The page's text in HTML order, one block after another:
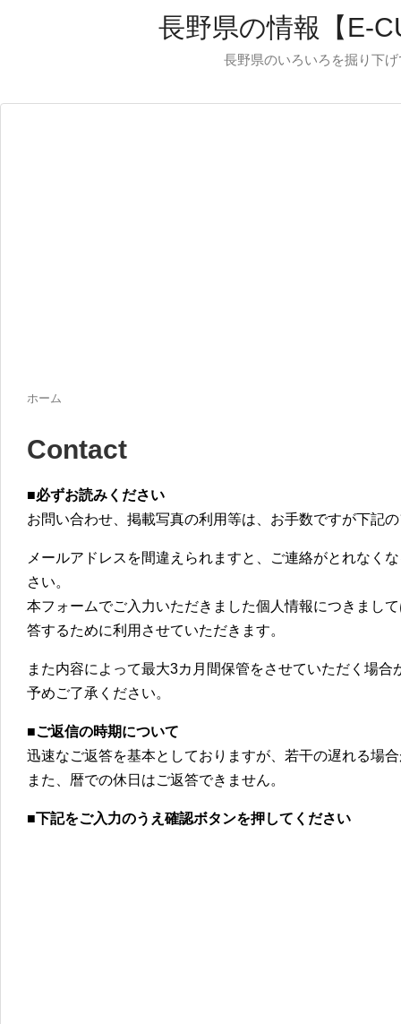
長野県の情報【E-
長野県のいろいろを掘り下
ホーム
Contact
■必ずお読みください
お問い合わせ、掲載写真の利用等は、お手数ですが下記
メールアドレスを間違えられますと、ご連絡がとれなく
さい。
本フォームでご入力いただきました個人情報につきまし
答するために利用させていただきます。
また内容によって最大3カ月間保管をさせていただく場合
予めご了承ください。
■ご返信の時期について
迅速なご返答を基本としておりますが、若干の遅れる場
また、暦での休日はご返答できません。
■下記をご入力のうえ確認ボタンを押してください